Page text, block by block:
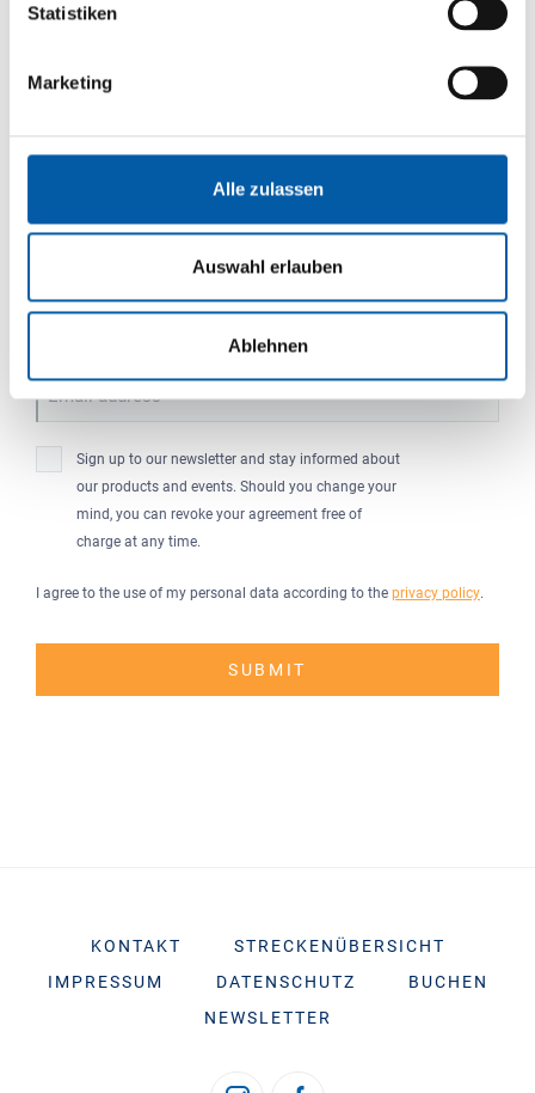
Statistiken
Marketing
Alle zulassen
Auswahl erlauben
Ablehnen
Street
House number
ZIP
Email address
Sign up to our newsletter and stay informed about
our products and events. Should you change your
mind, you can revoke your agreement free of
charge at any time.
I agree to the use of my personal data according to the privacy policy.
SUBMIT
KONTAKT
STRECKENÜBERSICHT
IMPRESSUM
DATENSCHUTZ
BUCHEN
NEWSLETTER